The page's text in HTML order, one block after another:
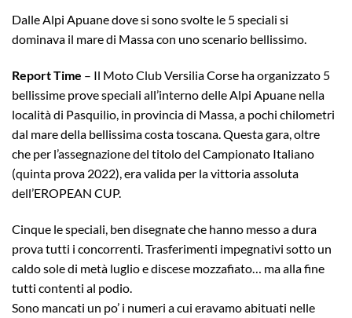
Dalle Alpi Apuane dove si sono svolte le 5 speciali si
dominava il mare di Massa con uno scenario bellissimo.
Report Time – Il Moto Club Versilia Corse ha organizzato 5
bellissime prove speciali all’interno delle Alpi Apuane nella
località di Pasquilio, in provincia di Massa, a pochi chilometri
dal mare della bellissima costa toscana. Questa gara, oltre
che per l’assegnazione del titolo del Campionato Italiano
(quinta prova 2022), era valida per la vittoria assoluta
dell’EROPEAN CUP.
Cinque le speciali, ben disegnate che hanno messo a dura
prova tutti i concorrenti. Trasferimenti impegnativi sotto un
caldo sole di metà luglio e discese mozzafiato… ma alla fine
tutti contenti al podio.
Sono mancati un po’ i numeri a cui eravamo abituati nelle